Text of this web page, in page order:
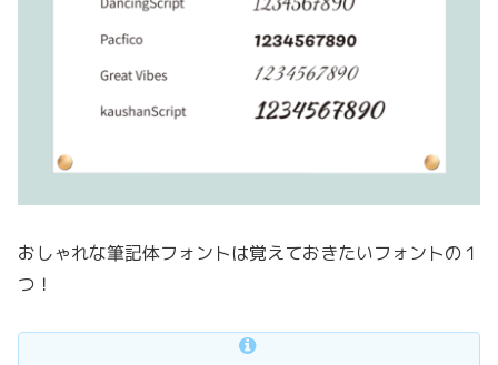
おしゃれな筆記体フォントは覚えておきたいフォントの１
つ！